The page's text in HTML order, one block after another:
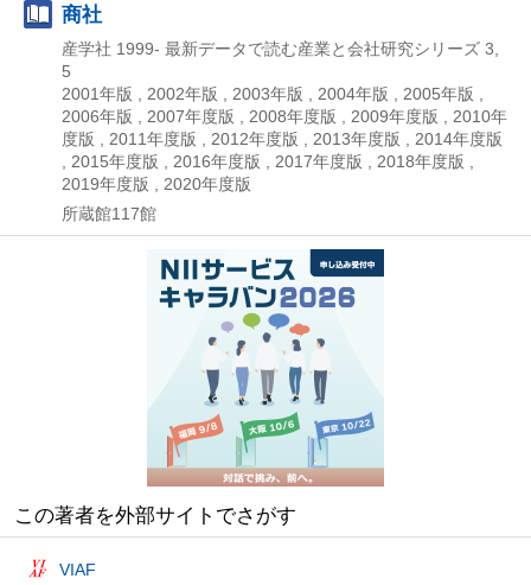
商社
産学社 1999- 最新データで読む産業と会社研究シリーズ 3,
5
2001年版 , 2002年版 , 2003年版 , 2004年版 , 2005年版 ,
2006年版 , 2007年度版 , 2008年度版 , 2009年度版 , 2010年
度版 , 2011年度版 , 2012年度版 , 2013年度版 , 2014年度版
, 2015年度版 , 2016年度版 , 2017年度版 , 2018年度版 ,
2019年度版 , 2020年度版
所蔵館117館
この著者を外部サイトでさがす
VIAF